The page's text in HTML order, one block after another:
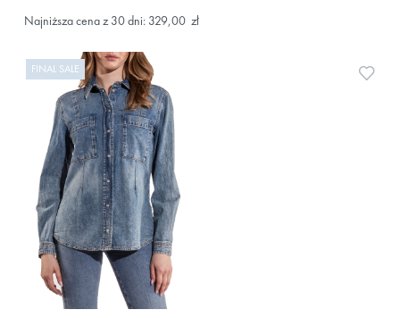
Najniższa cena z 30 dni: 329,00 zł
FINAL SALE